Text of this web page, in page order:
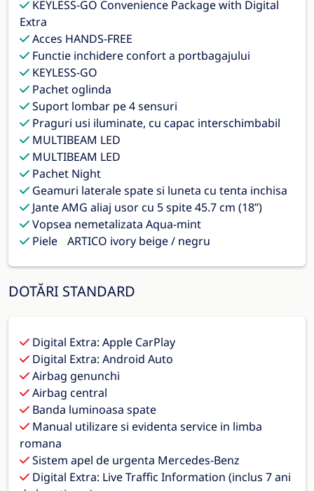
KEYLESS-GO Convenience Package with Digital
Extra
Acces HANDS-FREE
Functie inchidere confort a portbagajului
KEYLESS-GO
Pachet oglinda
Suport lombar pe 4 sensuri
Praguri usi iluminate, cu capac interschimbabil
MULTIBEAM LED
MULTIBEAM LED
Pachet Night
Geamuri laterale spate si luneta cu tenta inchisa
Jante AMG aliaj usor cu 5 spite 45.7 cm (18’’)
Vopsea nemetalizata Aqua-mint
Piele ARTICO ivory beige / negru
DOTĂRI STANDARD
Digital Extra: Apple CarPlay
Digital Extra: Android Auto
Airbag genunchi
Airbag central
Banda luminoasa spate
Manual utilizare si evidenta service in limba
romana
Sistem apel de urgenta Mercedes-Benz
Digital Extra: Live Traffic Information (inclus 7 ani